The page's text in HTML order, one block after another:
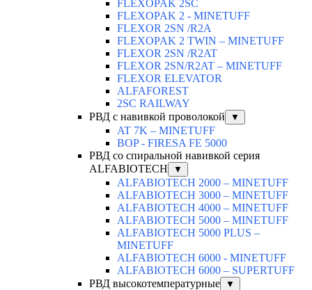
FLEXOPAK 2SС
FLEXOPAK 2 - MINETUFF
FLEXOR 2SN /R2A
FLEXOPAK 2 TWIN – MINETUFF
FLEXOR 2SN /R2AT
FLEXOR 2SN/R2AT – MINETUFF
FLEXOR ELEVATOR
ALFAFOREST
2SC RAILWAY
РВД с навивкой проволокой
▼
AT 7K – MINETUFF
BOP - FIRESA FE 5000
РВД со спиральной навивкой серия
ALFABIOTECH
▼
ALFABIOTECH 2000 – MINETUFF
ALFABIOTECH 3000 – MINETUFF
ALFABIOTECH 4000 – MINETUFF
ALFABIOTECH 5000 – MINETUFF
ALFABIOTECH 5000 PLUS –
MINETUFF
ALFABIOTECH 6000 - MINETUFF
ALFABIOTECH 6000 – SUPERTUFF
РВД высокотемпературные
▼